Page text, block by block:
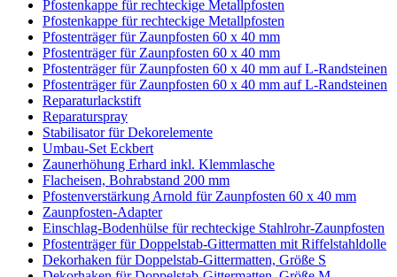
Pfostenkappe für rechteckige Metallpfosten
Pfostenkappe für rechteckige Metallpfosten
Pfostenträger für Zaunpfosten 60 x 40 mm
Pfostenträger für Zaunpfosten 60 x 40 mm
Pfostenträger für Zaunpfosten 60 x 40 mm auf L-Randsteinen
Pfostenträger für Zaunpfosten 60 x 40 mm auf L-Randsteinen
Reparaturlackstift
Reparaturspray
Stabilisator für Dekorelemente
Umbau-Set Eckbert
Zaunerhöhung Erhard inkl. Klemmlasche
Flacheisen, Bohrabstand 200 mm
Pfostenverstärkung Arnold für Zaunpfosten 60 x 40 mm
Zaunpfosten-Adapter
Einschlag-Bodenhülse für rechteckige Stahlrohr-Zaunpfosten
Pfostenträger für Doppelstab-Gittermatten mit Riffelstahldolle
Dekorhaken für Doppelstab-Gittermatten, Größe S